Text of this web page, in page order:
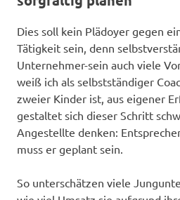
Dies soll kein Plädoyer gegen
Tätigkeit sein, denn
Unternehmer-sein auch viele
weiß ich als selbstständiger
zweier Kinder ist, aus eigener
gestaltet sich dieser Schritt
Angestellte denken:
muss er geplant sein.
So unterschätzen viele